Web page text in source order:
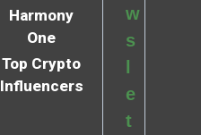
Harmony
One
Top Crypto
Influencers
w
s
e
t